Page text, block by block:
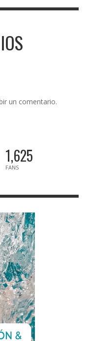
un comentario.
1,625
FANS